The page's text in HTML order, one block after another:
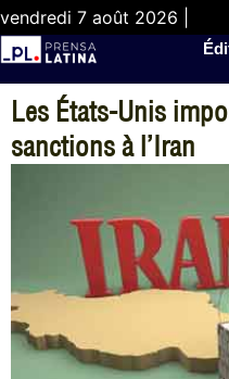
vendredi 7 août 2026 |
Les États-Unis
sanctions à l’Iran